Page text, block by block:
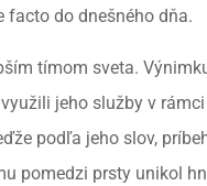
facto do dnešného dňa.
tímom sveta.
jeho služby v rámci
podľa jeho slov,
pomedzi prsty unikol